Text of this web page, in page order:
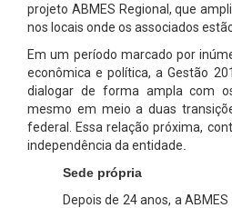
projeto ABMES Regional , que
nos locais onde os associados
Em um período marcado por
econômica e política, a Gestão
dialogar de forma ampla com
mesmo em meio a duas
federal. Essa relação próxima,
independência da entidade
Sede própria
Depois de 24 anos, a